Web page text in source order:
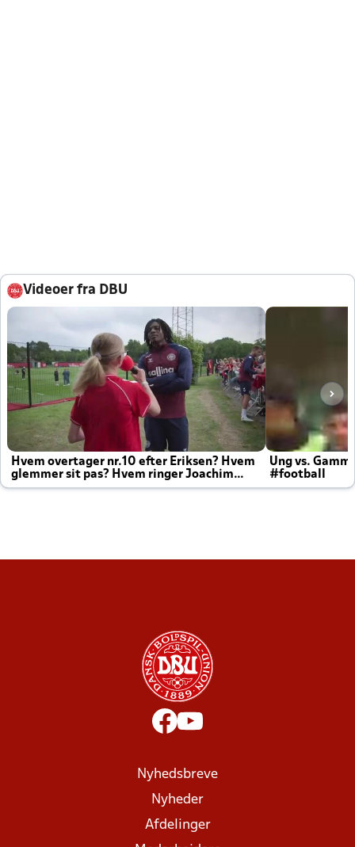
Videoer fra DBU
Hvem overtager nr.10 efter Eriksen? Hvem
glemmer sit pas? Hvem ringer Joachim
altid til efter kampe?
Ung vs.
#football
Nyhedsbreve
Nyheder
Afdelinger